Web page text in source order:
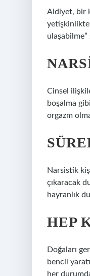
Aidiyet, bir
Cinsel
boşalma
orgazm
Narsistik
çıkaracak
hayranlık
HEP
Doğaları
bencil
her